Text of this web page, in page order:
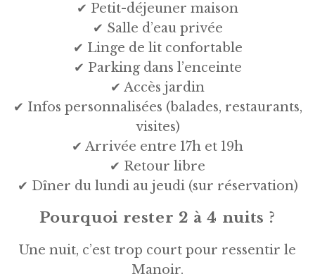
✔ Petit-déjeuner maison
✔ Salle d’eau privée
✔ Linge de lit confortable
✔ Parking dans l’enceinte
✔ Accès jardin
✔ Infos personnalisées (balades, restaurants,
visites)
✔ Arrivée entre 17h et 19h
✔ Retour libre
✔ Dîner du lundi au jeudi (sur réservation)
Pourquoi rester 2 à 4 nuits ?
Une nuit, c’est trop court pour ressentir le
Manoir.